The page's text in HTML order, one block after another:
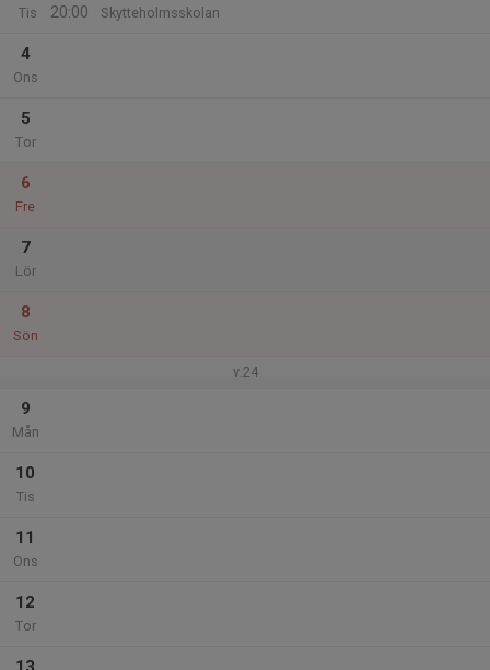
Tis
20:00
Skytteholmsskolan
4
Ons
5
Tor
6
Fre
7
Lör
8
Sön
v.24
9
Mån
10
Tis
11
Ons
12
Tor